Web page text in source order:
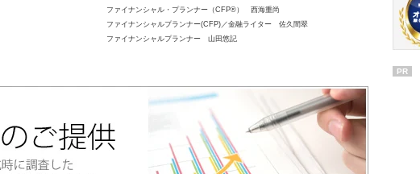
ファイナンシャル・プランナー（CFP®） 西海重尚
ファイナンシャルプランナー(CFP)／金融ライター 佐久間翠
ファイナンシャルプランナー 山田悠記
PR